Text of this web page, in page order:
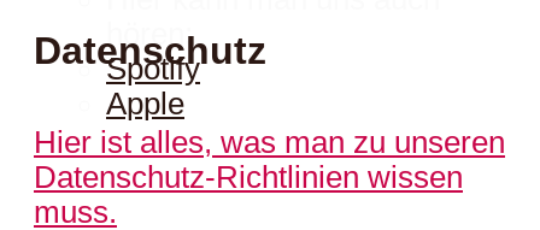
hören:
Spotify
Apple
Datenschutz
Hier ist alles, was man zu unseren
Datenschutz-Richtlinien wissen
muss.